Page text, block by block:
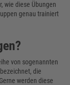
wie diese Übungen
genau trainiert
von sogenannten
die
werden diese